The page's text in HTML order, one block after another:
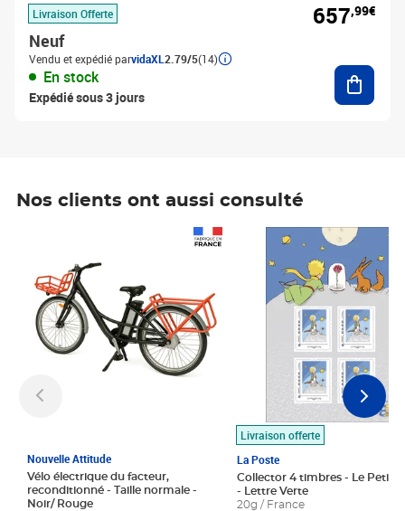
Livraison Offerte
Neuf
Vendu et expédié parvidaXL 2.79/5(14)
En stock
Expédié sous 3 jours
657,99€
Nos clients ont aussi consulté
Nouvelle Attitude
Vélo électrique du facteur,
reconditionné - Taille normale -
Noir/ Rouge
Livraison offerte
La Poste
Collector 4 timbres - Le Petit
- Lettre Verte
20g / France
Prix 7,50€